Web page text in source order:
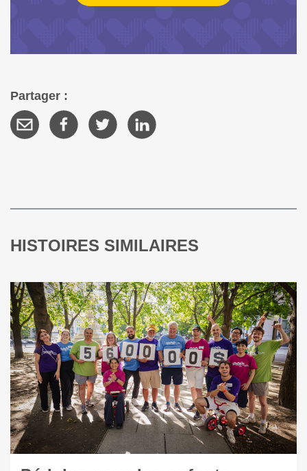
Partager :
HISTOIRES SIMILAIRES